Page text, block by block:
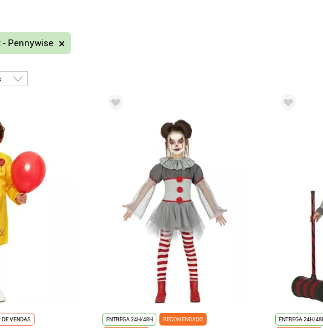
- Pennywise
DE VENDAS ENTREGA 24H/48H RECOMENDADO ENTREGA 24H/